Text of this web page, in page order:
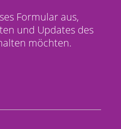
Formular aus,
und Updates des
möchten.